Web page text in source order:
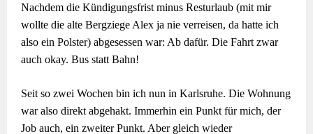
Nachdem die Kündigungsfrist minus Resturlaub (mit mir
wollte die alte Bergziege Alex ja nie verreisen, da hatte ich
also ein Polster) abgesessen war: Ab dafür. Die Fahrt zwar
auch okay. Bus statt Bahn!
Seit so zwei Wochen bin ich nun in Karlsruhe. Die Wohnung
war also direkt abgehakt. Immerhin ein Punkt für mich, der
Job auch, ein zweiter Punkt. Aber gleich wieder